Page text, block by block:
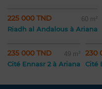
225 000 TND 60 m²
Riadh al Andalous à Ariana
235 000 TND 49 m²
Cité Ennasr 2 à Ariana
230
Cité